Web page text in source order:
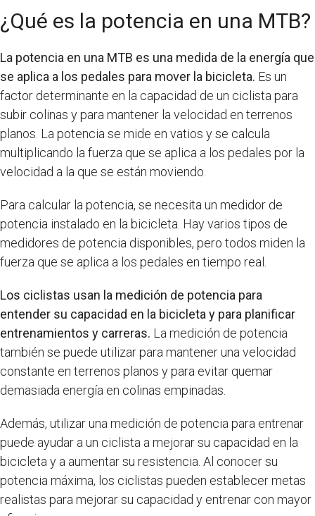
¿Qué es la potencia en una MTB?
La potencia en una MTB es una medida de la energía que
se aplica a los pedales para mover la bicicleta. Es un
factor determinante en la capacidad de un ciclista para
subir colinas y para mantener la velocidad en terrenos
planos. La potencia se mide en vatios y se calcula
multiplicando la fuerza que se aplica a los pedales por la
velocidad a la que se están moviendo.
Para calcular la potencia, se necesita un medidor de
potencia instalado en la bicicleta. Hay varios tipos de
medidores de potencia disponibles, pero todos miden la
fuerza que se aplica a los pedales en tiempo real.
Los ciclistas usan la medición de potencia para
entender su capacidad en la bicicleta y para planificar
entrenamientos y carreras. La medición de potencia
también se puede utilizar para mantener una velocidad
constante en terrenos planos y para evitar quemar
demasiada energía en colinas empinadas.
Además, utilizar una medición de potencia para entrenar
puede ayudar a un ciclista a mejorar su capacidad en la
bicicleta y a aumentar su resistencia. Al conocer su
potencia máxima, los ciclistas pueden establecer metas
realistas para mejorar su capacidad y entrenar con mayor